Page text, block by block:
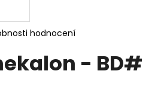
hodnocení
- BD#